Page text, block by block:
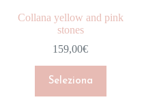
Collana yellow and pink
stones
159,00€
Seleziona